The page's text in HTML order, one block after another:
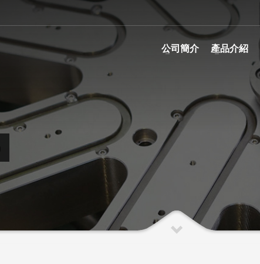
公司簡介 產品介紹